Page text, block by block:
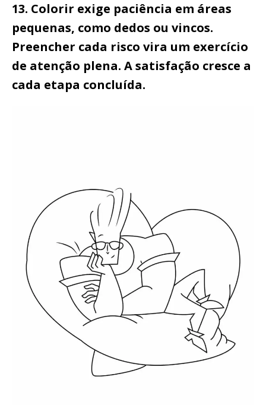
13. Colorir exige paciência em áreas
pequenas, como dedos ou vincos.
Preencher cada risco vira um exercício
de atenção plena. A satisfação cresce a
cada etapa concluída.